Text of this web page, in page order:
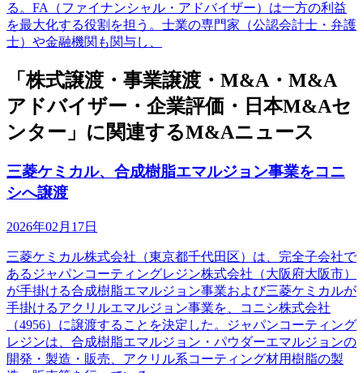
る。FA（ファイナンシャル・アドバイザー）は一方の利益
を最大化する役割を担う。士業の専門家（公認会計士・弁護
士）や金融機関も関与し、
「株式譲渡・事業譲渡・M&A・M&A
アドバイザー・企業評価・日本M&Aセ
ンター」に関連するM&Aニュース
三菱ケミカル、合成樹脂エマルジョン事業をコニ
シへ譲渡
2026年02月17日
三菱ケミカル株式会社（東京都千代田区）は、完全子会社で
あるジャパンコーティングレジン株式会社（大阪府大阪市）
が手掛ける合成樹脂エマルジョン事業および三菱ケミカルが
手掛けるアクリルエマルジョン事業を、コニシ株式会社
（4956）に譲渡することを決定した。ジャパンコーティング
レジンは、合成樹脂エマルジョン・パウダーエマルジョンの
開発・製造・販売、アクリル系コーティング材用樹脂の製